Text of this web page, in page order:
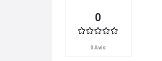
0
0 Avis